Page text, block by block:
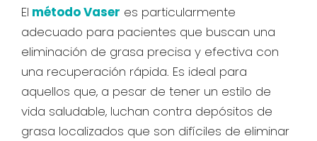
El método Vaser es particularmente
adecuado para pacientes que buscan una
eliminación de grasa precisa y efectiva con
una recuperación rápida. Es ideal para
aquellos que, a pesar de tener un estilo de
vida saludable, luchan contra depósitos de
grasa localizados que son difíciles de eliminar